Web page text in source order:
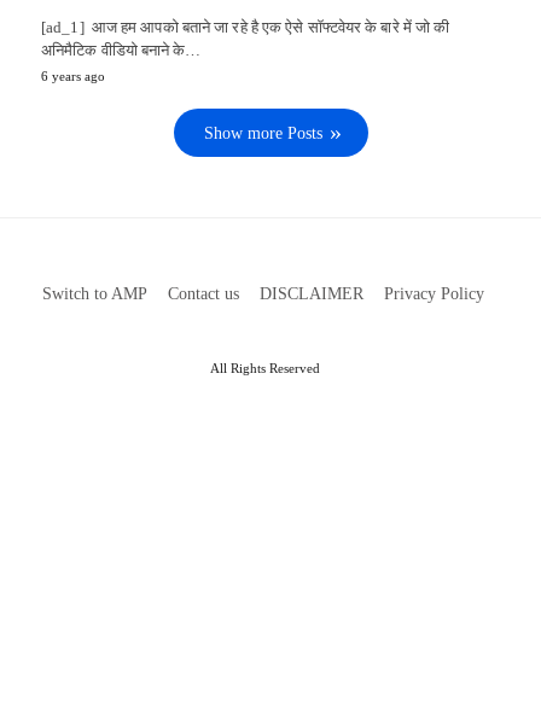
[ad_1] आज हम आपको बताने जा रहे है एक ऐसे सॉफ्टवेयर के बारे में जो की
अनिमैटिक वीडियो बनाने के…
6 years ago
Show more Posts
Switch to AMP Contact us DISCLAIMER Privacy Policy
All Rights Reserved